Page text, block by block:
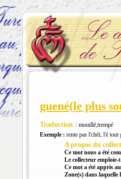
guené(le plus
Traduction : mouillé,trempé
Exemple : rente pas l'chèï, l'é
A propos du
Ce mot nous a été
Le collecteur emploie-
Ce mot a été appris
Zone(s) dans laquelle